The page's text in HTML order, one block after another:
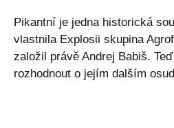
Pikantní je jedna historická
vlastnila Explosii skupina
založil právě Andrej Babiš.
rozhodnout o jejím dalším